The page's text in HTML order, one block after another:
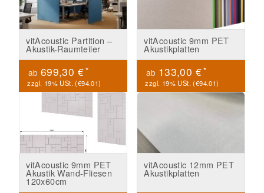
vitAcoustic Partition –
Akustik-Raumteiler
ab 699,30 €*
zzgl. 19% USt. (€94.01)
vitAcoustic 9mm PET
Akustikplatten
ab 133,00 €*
zzgl. 19% USt. (€94.01)
vitAcoustic 9mm PET
Akustik Wand-Fliesen
120x60cm
vitAcoustic 12mm PET
Akustikplatten